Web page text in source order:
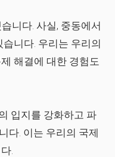
니다. 사실, 중동에서
니다. 우리는 우리의
해결에 대한 경험도
입지를 강화하고 파
다. 이는 우리의 국제
.